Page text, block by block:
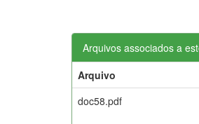
Arquivos associados a
Arquivo
doc58.pdf